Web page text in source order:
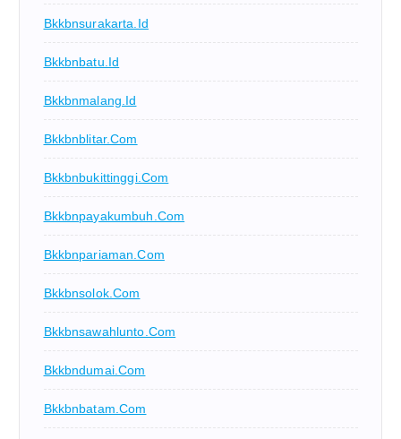
Bkkbnsurakarta.id
Bkkbnbatu.id
Bkkbnmalang.id
Bkkbnblitar.com
Bkkbnbukittinggi.com
Bkkbnpayakumbuh.com
Bkkbnpariaman.com
Bkkbnsolok.com
Bkkbnsawahlunto.com
Bkkbndumai.com
Bkkbnbatam.com